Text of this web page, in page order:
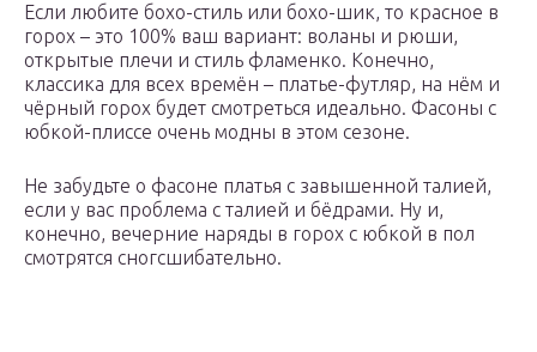
Если любите бохо-стиль или бохо-шик, то красное в
горох – это 100% ваш вариант: воланы и рюши,
открытые плечи и стиль фламенко. Конечно,
классика для всех времён – платье-футляр, на нём и
чёрный горох будет смотреться идеально. Фасоны с
юбкой-плиссе очень модны в этом сезоне.
Не забудьте о фасоне платья с завышенной талией,
если у вас проблема с талией и бёдрами. Ну и,
конечно, вечерние наряды в горох с юбкой в пол
смотрятся сногсшибательно.